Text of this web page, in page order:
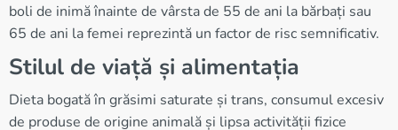
boli de inimă înainte de vârsta de 55 de ani la bărbați sau
65 de ani la femei reprezintă un factor de risc semnificativ.
Stilul de viață și alimentația
Dieta bogată în grăsimi saturate și trans, consumul excesiv
de produse de origine animală și lipsa activității fizice